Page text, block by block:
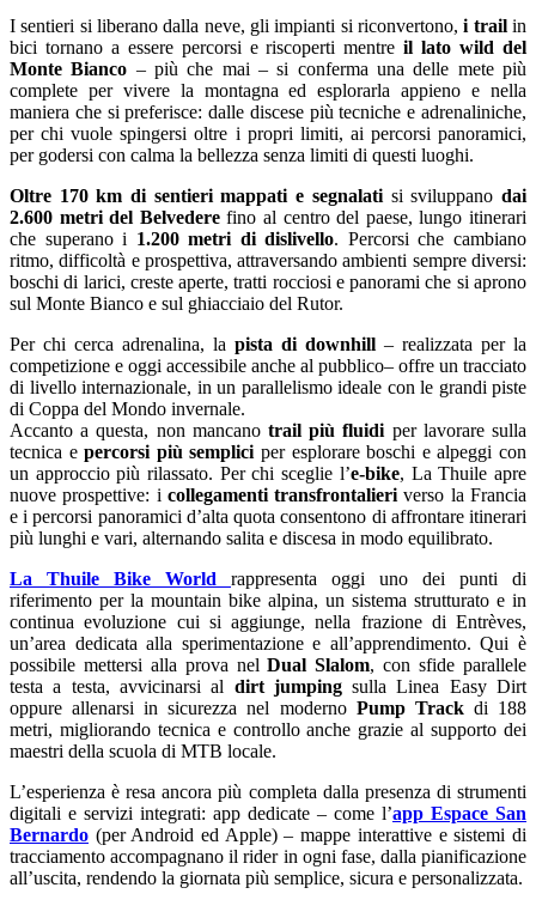
I sentieri si liberano dalla neve, gli impianti si riconvertono,i trailin
bici tornano a essere percorsi e riscoperti mentreil lato wild del
Monte Bianco – più che mai – si conferma una delle mete più
complete per vivere la montagna ed esplorarla appieno e nella
maniera che si preferisce: dalle discese più tecniche e adrenaliniche,
per chi vuole spingersi oltre i propri limiti, ai percorsi panoramici,
per godersi con calma la bellezza senza limiti di questi luoghi.
Oltre 170 km di sentieri mappati e segnalati si sviluppanodai
2.600 metri del Belvederefino al centro del paese, lungo itinerari
che superano i 1.200 metri di dislivello. Percorsi che cambiano
ritmo, difficoltà e prospettiva, attraversando ambienti sempre diversi:
boschi di larici, creste aperte, tratti rocciosi e panorami che si aprono
sul Monte Bianco e sul ghiacciaio del Rutor.
Per chi cerca adrenalina, la pista di downhill – realizzata per la
competizione e oggi accessibile anche al pubblico– offre un tracciato
di livello internazionale, in un parallelismo ideale con le grandi piste
di Coppa del Mondo invernale.
Accanto a questa, non mancano trail più fluidi per lavorare sulla
tecnica epercorsi più sempliciper esplorare boschi e alpeggi con
un approccio più rilassato. Per chi sceglie l’e-bike, La Thuile apre
nuove prospettive: i collegamenti transfrontalieri verso la Francia
e i percorsi panoramici d’alta quota consentono di affrontare itinerari
più lunghi e vari, alternando salita e discesa in modo equilibrato.
La Thuile Bike World rappresenta oggi uno dei punti di
riferimento per la mountain bike alpina, un sistema strutturato e in
continua evoluzione cui si aggiunge, nella frazione di Entrèves,
un’area dedicata alla sperimentazione e all’apprendimento. Qui è
possibile mettersi alla prova nelDual Slalom, con sfide parallele
testa a testa, avvicinarsi al dirt jumpingsulla Linea Easy Dirt
oppure allenarsi in sicurezza nel moderno Pump Track di 188
metri, migliorando tecnica e controllo anche grazie al supporto dei
maestri della scuola di MTB locale.
L’esperienza è resa ancora più completa dalla presenza di strumenti
digitali e servizi integrati: app dedicate – come l’app Espace San
Bernardo (per Android ed Apple) – mappe interattive e sistemi di
tracciamento accompagnano il rider in ogni fase, dalla pianificazione
all’uscita, rendendo la giornata più semplice, sicura e personalizzata.